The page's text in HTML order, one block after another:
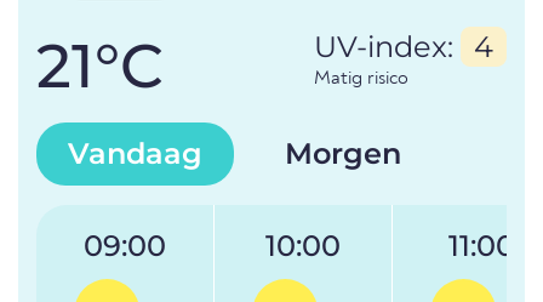
21°C UV-index: 4
Matig risico
Vandaag Morgen
09:00 10:00 11:00